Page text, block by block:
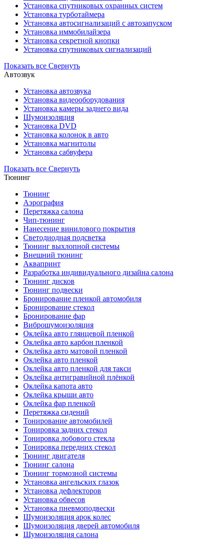
Установка cпутниковых охранных систем
Установка турботаймера
Установка автосигнализаций с автозапуском
Установка иммобилайзера
Установка секретной кнопки
Установка спутниковых сигнализаций
Показать все Свернуть
Автозвук
Установка автозвука
Установка видеооборудования
Установка камеры заднего вида
Шумоизоляция
Установка DVD
Установка колонок в авто
Установка магнитолы
Установка сабвуфера
Показать все Свернуть
Тюнинг
Тюнинг
Аэрография
Перетяжка салона
Чип-тюнинг
Нанесение винилового покрытия
Светодиодная подсветка
Тюнинг выхлопной системы
Внешний тюнинг
Аквапринт
Разработка индивидуального дизайна салона
Тюнинг дисков
Тюнинг подвески
Бронирование пленкой автомобиля
Бронирование стекол
Бронирование фар
Виброшумоизоляция
Оклейка авто глянцевой пленкой
Оклейка авто карбон пленкой
Оклейка авто матовой пленкой
Оклейка авто пленкой
Оклейка авто пленкой для такси
Оклейка антигравийной плёнкой
Оклейка капота авто
Оклейка крыши авто
Оклейка фар пленкой
Перетяжка сидений
Тонирование автомобилей
Тонировка задних стекол
Тонировка лобового стекла
Тонировка передних стекол
Тюнинг двигателя
Тюнинг салона
Тюнинг тормозной системы
Установка ангельских глазок
Установка дефлекторов
Установка обвесов
Установка пневмоподвески
Шумоизоляция арок колес
Шумоизоляция дверей автомобиля
Шумоизоляция салона